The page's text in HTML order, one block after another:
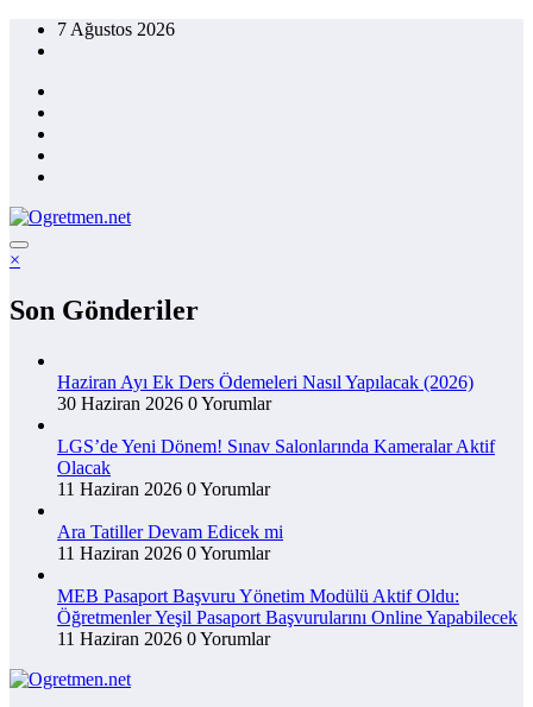
İçeriğe7 Ağustos 2026
×
Son Gönderiler
Haziran Ayı Ek Ders Ödemeleri Nasıl Yapılacak (2026)
30 Haziran 2026 0 Yorumlar
LGS’de Yeni Dönem! Sınav Salonlarında Kameralar Aktif
Olacak
11 Haziran 2026 0 Yorumlar
Ara Tatiller Devam Edicek mi
11 Haziran 2026 0 Yorumlar
MEB Pasaport Başvuru Yönetim Modülü Aktif Oldu:
Öğretmenler Yeşil Pasaport Başvurularını Online Yapabilecek
11 Haziran 2026 0 Yorumlar